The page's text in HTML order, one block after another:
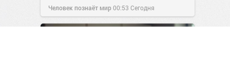
Человек познаёт мир00:53 Сегодня